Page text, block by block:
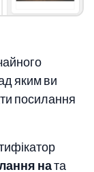
яким ви
посилання
ната